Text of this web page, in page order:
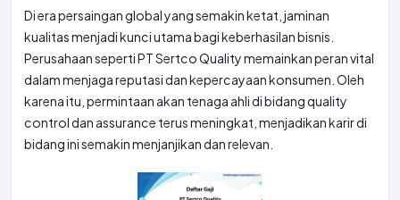
Di era persaingan global yang semakin ketat, jaminan
kualitas menjadi kunci utama bagi keberhasilan bisnis.
Perusahaan seperti PT Sertco Quality memainkan peran vital
dalam menjaga reputasi dan kepercayaan konsumen. Oleh
karena itu, permintaan akan tenaga ahli di bidang quality
control dan assurance terus meningkat, menjadikan karir di
bidang ini semakin menjanjikan dan relevan.